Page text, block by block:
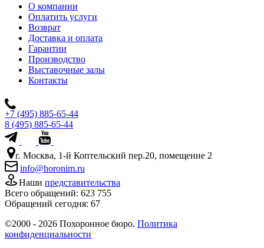
О компании
Оплатить услуги
Возврат
Доставка и оплата
Гарантии
Производство
Выставочные залы
Контакты
+7 (495) 885-65-44
8 (495) 885-65-44
г. Москва, 1-й Коптельский пер.20, помещение 2
info@horonim.ru
Наши представительства
Всего обращений: 623 755
Обращений сегодня: 67
©2000 - 2026 Похоронное бюро. Политика
конфиденциальности